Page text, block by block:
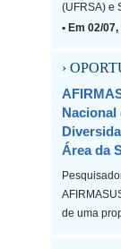
(UFRSA) e
• Em 02/
›
Nacional
Área da
de uma